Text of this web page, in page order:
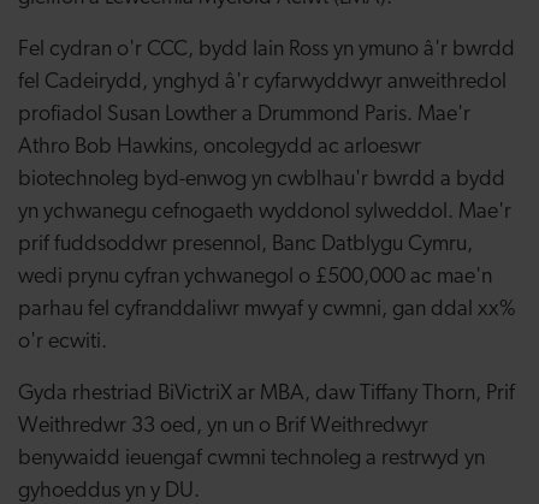
Fel cydran o'r CCC, bydd Iain Ross yn ymuno â'r bwrdd
fel Cadeirydd, ynghyd â'r cyfarwyddwyr anweithredol
profiadol Susan Lowther a Drummond Paris. Mae'r
Athro Bob Hawkins, oncolegydd ac arloeswr
biotechnoleg byd-enwog yn cwblhau'r bwrdd a bydd
yn ychwanegu cefnogaeth wyddonol sylweddol. Mae'r
prif fuddsoddwr presennol, Banc Datblygu Cymru,
wedi prynu cyfran ychwanegol o £500,000 ac mae'n
parhau fel cyfranddaliwr mwyaf y cwmni, gan ddal xx%
o'r ecwiti.
Gyda rhestriad BiVictriX ar MBA, daw Tiffany Thorn, Prif
Weithredwr 33 oed, yn un o Brif Weithredwyr
benywaidd ieuengaf cwmni technoleg a restrwyd yn
gyhoeddus yn y DU.